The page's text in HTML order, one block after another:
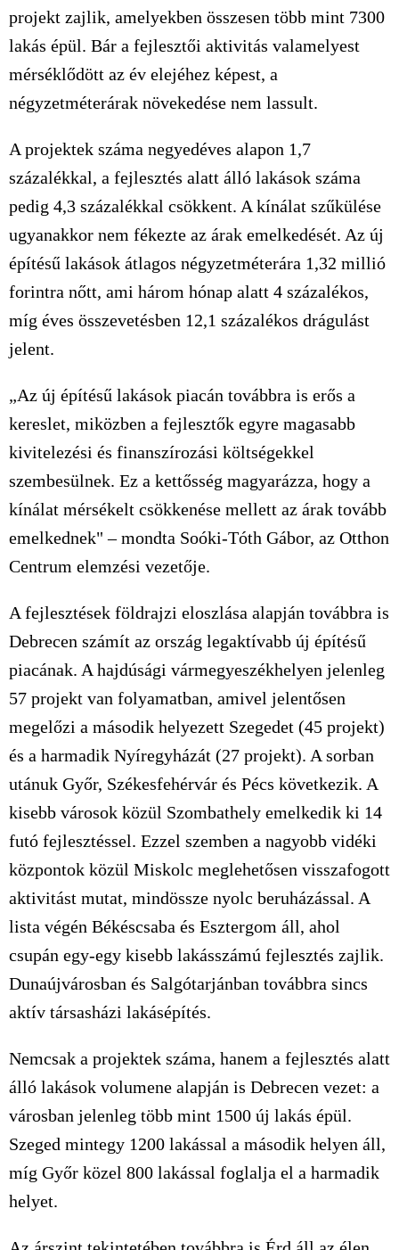
projekt zajlik, amelyekben összesen több mint 7300
lakás épül. Bár a fejlesztői aktivitás valamelyest
mérséklődött az év elejéhez képest, a
négyzetméterárak növekedése nem lassult.
A projektek száma negyedéves alapon 1,7
százalékkal, a fejlesztés alatt álló lakások száma
pedig 4,3 százalékkal csökkent. A kínálat szűkülése
ugyanakkor nem fékezte az árak emelkedését. Az új
építésű lakások átlagos négyzetméterára 1,32 millió
forintra nőtt, ami három hónap alatt 4 százalékos,
míg éves összevetésben 12,1 százalékos drágulást
jelent.
„Az új építésű lakások piacán továbbra is erős a
kereslet, miközben a fejlesztők egyre magasabb
kivitelezési és finanszírozási költségekkel
szembesülnek. Ez a kettősség magyarázza, hogy a
kínálat mérsékelt csökkenése mellett az árak tovább
emelkednek" – mondta Soóki-Tóth Gábor, az Otthon
Centrum elemzési vezetője.
A fejlesztések földrajzi eloszlása alapján továbbra is
Debrecen számít az ország legaktívabb új építésű
piacának. A hajdúsági vármegyeszékhelyen jelenleg
57 projekt van folyamatban, amivel jelentősen
megelőzi a második helyezett Szegedet (45 projekt)
és a harmadik Nyíregyházát (27 projekt). A sorban
utánuk Győr, Székesfehérvár és Pécs következik. A
kisebb városok közül Szombathely emelkedik ki 14
futó fejlesztéssel. Ezzel szemben a nagyobb vidéki
központok közül Miskolc meglehetősen visszafogott
aktivitást mutat, mindössze nyolc beruházással. A
lista végén Békéscsaba és Esztergom áll, ahol
csupán egy-egy kisebb lakásszámú fejlesztés zajlik.
Dunaújvárosban és Salgótarjánban továbbra sincs
aktív társasházi lakásépítés.
Nemcsak a projektek száma, hanem a fejlesztés alatt
álló lakások volumene alapján is Debrecen vezet: a
városban jelenleg több mint 1500 új lakás épül.
Szeged mintegy 1200 lakással a második helyen áll,
míg Győr közel 800 lakással foglalja el a harmadik
helyet.